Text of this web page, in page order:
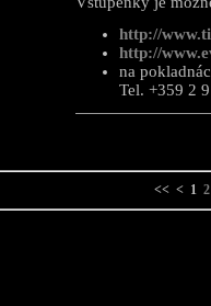
http://
http://
na
Tel. +359 2
<< < 1 2